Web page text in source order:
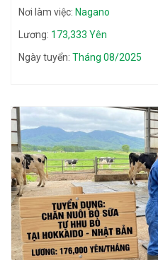
Nơi làm việc: Nagano
Lương: 173,333 Yên
Ngày tuyển: Tháng 08/2025